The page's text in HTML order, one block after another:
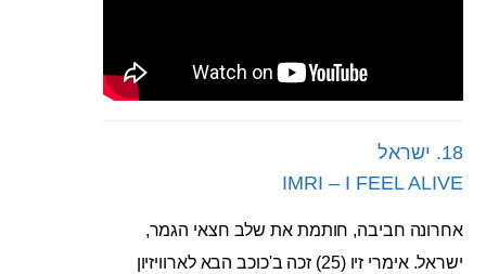
18. ישראל
IMRI – I FEEL ALIVE
אחרונה חביבה, חותמת את שלב חצאי הגמר,
ישראל. אימרי זיו (25) זכה ב'כוכב הבא לארוויזיון